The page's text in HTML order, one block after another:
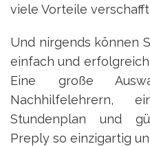
viele Vorteile
Und nirgends können
einfach und
Eine große
Nachhilfelehrern,
Stundenplan und
Preply so einzigartig